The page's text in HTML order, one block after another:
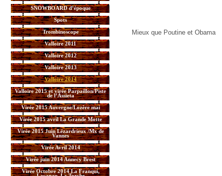
SNOWBOARD d’époque
Spots
Trombinoscope
Valloire 2011
Valloire 2012
Valloire 2013
Valloire 2014
Valloire 2015 et virée Parpaillon/Piste
de l’Assieta
Virée 2015 Auvergne/Lozère mai
Virée 2015 avril La Grande Motte
Virée 2015 Juin Lézardrieux /Mx de
Vannes
Virée Avril 2014
Virée juin 2014 Annecy Brest
Virée Octobre 2014 La Franqui,
Mieux que Poutine et Obama